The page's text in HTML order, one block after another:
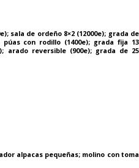
sala de ordeño 8×2 (12000e); grada de
con rodillo (1400e); grada fija 13
arado reversible (900e); grada de 25
alpacas pequeñas; molino con toma